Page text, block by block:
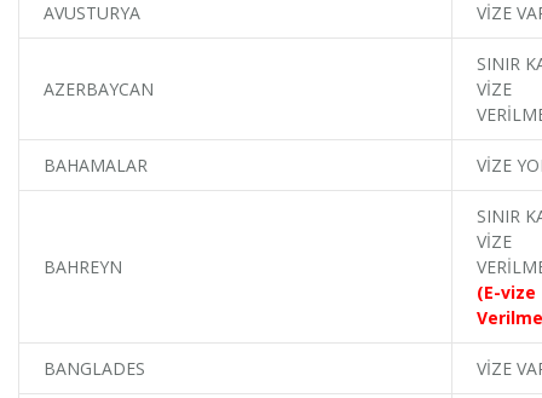
AVUSTURYA VİZE
AZERBAYCAN
SINIR
VİZE
BAHAMALAR VİZE
BAHREYN
SINIR
VİZE
(E-vize
BANGLADES VİZE